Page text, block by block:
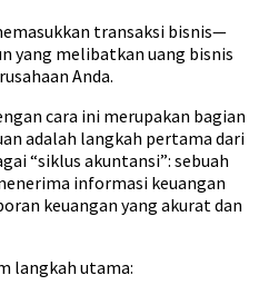
transaksi bisnis—
yang melibatkan uang bisnis
Anda.
cara ini merupakan bagian
adalah langkah pertama dari
“siklus akuntansi”: sebuah
informasi keuangan
keuangan yang akurat dan
langkah utama: